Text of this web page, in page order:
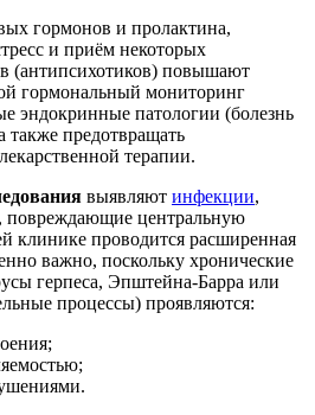
гормонов и пролактина,
и приём некоторых
(антипсихотиков) повышают
гормональный мониторинг
эндокринные патологии (болезнь
предотвращать
терапии.
выявляют инфекции,
повреждающие центральную
клинике проводится расширенная
важно, поскольку хронические
герпеса, Эпштейна-Барра или
процессы) проявляются: